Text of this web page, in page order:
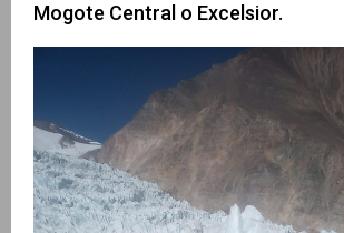
Mogote Central o Excelsior.